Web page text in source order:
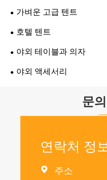
가벼운 고급 텐트
호텔 텐트
야외 테이블과 의자
야외 액세서리
문
연락처 정
 주소